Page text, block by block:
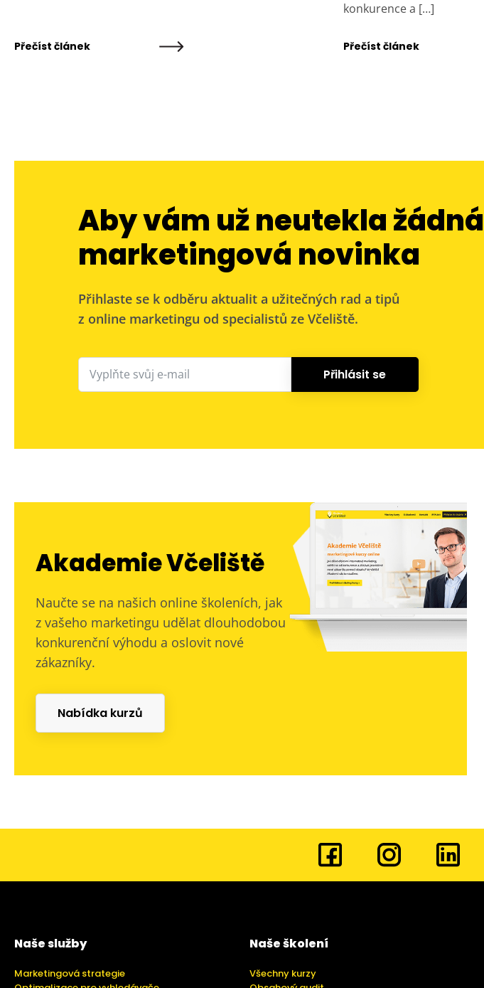
Přečíst článek
konkurence a […]
Přečíst článek
Aby vám už neutekla žádná
marketingová novinka
Přihlaste se k odběru aktualit a užitečných rad a tipů
z online marketingu od specialistů ze Včeliště.
Přihlásit se
Akademie Včeliště
Naučte se na našich online školeních, jak
z vašeho marketingu udělat dlouhodobou
konkurenční výhodu a oslovit nové
zákazníky.
Nabídka kurzů
Naše služby
Marketingová strategie
Naše školení
Všechny kurzy